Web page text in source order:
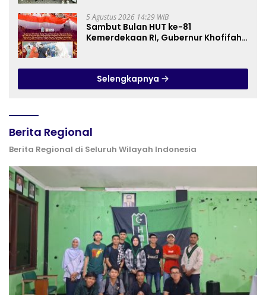
5 Agustus 2026 14:29 WIB
Sambut Bulan HUT ke-81
Kemerdekaan RI, Gubernur Khofifah
Merah Putih Bagi Masyarakat
Selengkapnya
Berita Regional
Berita Regional di Seluruh Wilayah Indonesia